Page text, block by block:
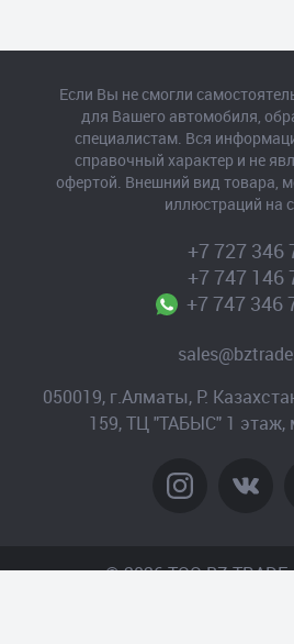
+7 727 346
+7 747 146
+7 747 346
050019, г.Алматы, Р.
159, ТЦ "ТАБЫС" 1
Если Вы не смогли
для Вашего автомобиля,
специалистам. Вся
справочный характер и не
офертой. Внешний вид товара,
иллюстраций на
© 2026 TOO BZ-